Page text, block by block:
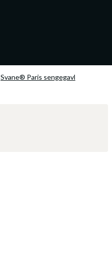
Svane® Paris sengegavl